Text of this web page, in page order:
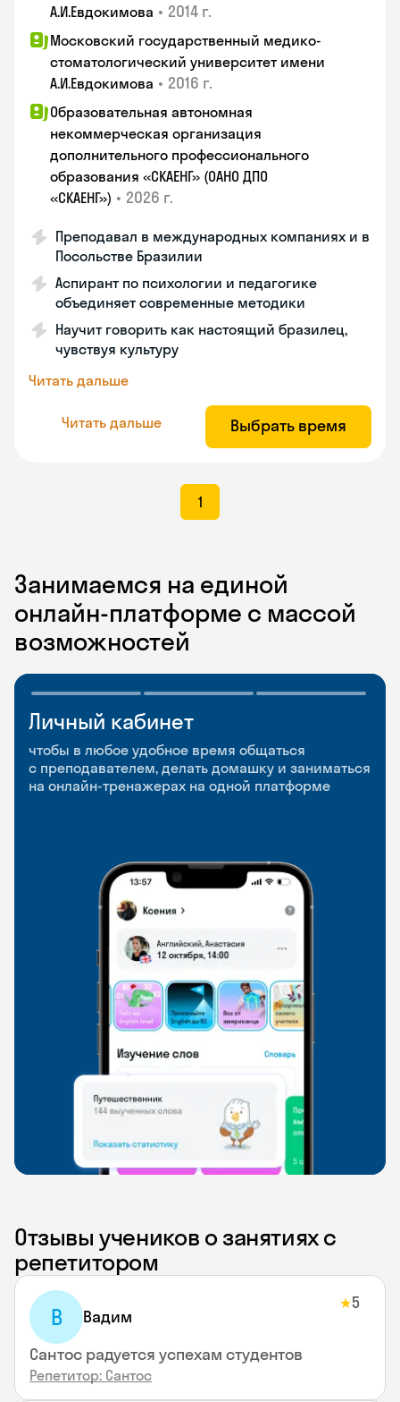
А.И.Евдокимова • 2014 г.
Московский государственный медико-
стоматологический университет имени
А.И.Евдокимова • 2016 г.
Образовательная автономная
некоммерческая организация
дополнительного профессионального
образования «СКАЕНГ» (ОАНО ДПО
«СКАЕНГ») • 2026 г.
Преподавал в международных компаниях и в
Посольстве Бразилии
Аспирант по психологии и педагогике
объединяет современные методики
Научит говорить как настоящий бразилец,
чувствуя культуру
Читать дальше
Читать дальше Выбрать время
1
Занимаемся на единой
онлайн-платформе с массой
возможностей
Личный кабинет
чтобы в любое удобное время общаться
с преподавателем, делать домашку и заниматься
на онлайн-тренажерах на одной платформе
Мобильное
приложение
чтобы заниматься и изучать новые слова где
и когда удобно
Разговорные клубы
и Talks
Групповые занятия для разговорной практики
и индивидуальные встречи с преподавателями
Отзывы учеников о занятиях с
репетитором
В Вадим
★5
Сантос радуется успехам студентов
Репетитор: Сантос